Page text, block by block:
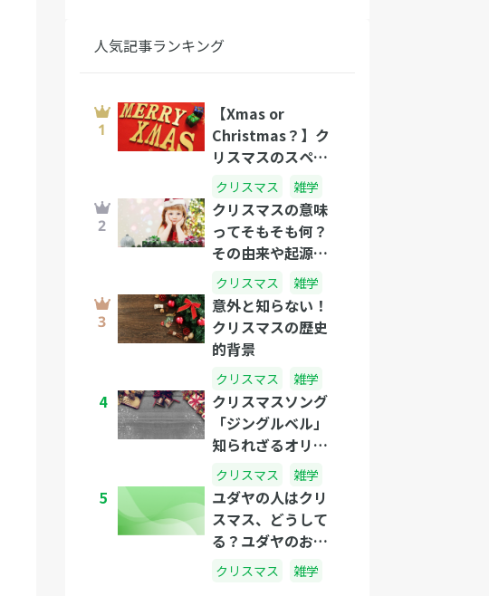
人気記事ランキング
【Xmas or
Christmas？】ク
リスマスのスペル
の不思議
クリスマス 雑学
クリスマスの意味
ってそもそも何？
その由来や起源を
徹底解説！
クリスマス 雑学
意外と知らない！
クリスマスの歴史
的背景
クリスマス 雑学
4
クリスマスソング
「ジングルベル」
知られざるオリジ
ナルの歌詞とは？
クリスマス 雑学
5
ユダヤの人はクリ
スマス、どうして
る？ユダヤのお祭
り「ハヌカ」に迫
る！
クリスマス 雑学